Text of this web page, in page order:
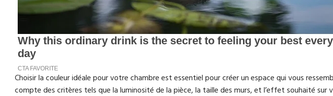
Choisir la couleur idéale pour votre chambre est essentiel pour créer un espace qui vous
compte des critères tels que la luminosité de la pièce, la taille des murs, et l’effet souhaité sur